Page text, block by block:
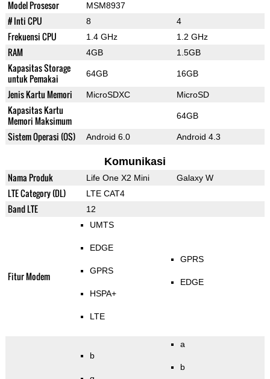
Model Prosesor MSM8937
# Inti CPU 8 4
Frekuensi CPU 1.4 GHz 1.2 GHz
RAM 4GB 1.5GB
Kapasitas Storage
untuk Pemakai
64GB 16GB
Jenis Kartu Memori MicroSDXC MicroSD
Kapasitas Kartu
Memori Maksimum
64GB
Sistem Operasi (OS) Android 6.0 Android 4.3
Komunikasi
Nama Produk Life One X2 Mini Galaxy W
LTE Category (DL) LTE CAT4
Band LTE 12
Fitur Modem
UMTS
EDGE
GPRS
HSPA+
LTE
GPRS
EDGE
b
a
b